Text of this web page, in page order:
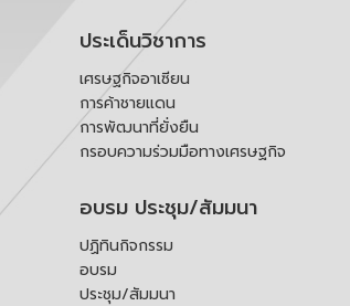
ประเด็นวิชาการ
เศรษฐกิจอาเซียน
การค้าชายแดน
การพัฒนาที่ยั่งยืน
กรอบความร่วมมือทางเศรษฐกิจ
อบรม ประชุม/สัมมนา
ปฏิทินกิจกรรม
อบรม
ประชุม/สัมมนา